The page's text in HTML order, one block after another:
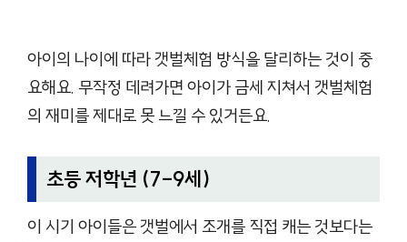
아이의 나이에 따라 갯벌체험 방식을 달리하는 것이 중
요해요. 무작정 데려가면 아이가 금세 지쳐서 갯벌체험
의 재미를 제대로 못 느낄 수 있거든요.
초등 저학년 (7-9세)
이 시기 아이들은 갯벌에서 조개를 직접 캐는 것보다는